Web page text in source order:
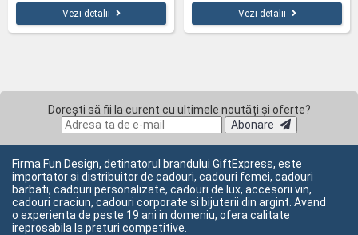
Vezi detalii Vezi detalii
Dorești să fii la curent cu ultimele noutăți și oferte?
Abonare
Firma Fun Design, detinatorul brandului GiftExpress, este
importator si distribuitor de cadouri, cadouri femei, cadouri
barbati, cadouri personalizate, cadouri de lux, accesorii vin,
cadouri craciun, cadouri corporate si bijuterii din argint. Avand
o experienta de peste 19 ani in domeniu, ofera calitate
ireprosabila la preturi competitive.